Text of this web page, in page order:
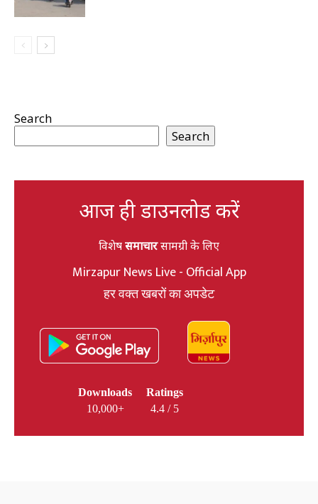
Search
Search
आज ही डाउनलोड करें
विशेषसमाचारसामग्री के लिए
Mirzapur News Live - Official App
हर वक्त खबरों का अपडेट
Downloads
10,000+
Ratings
4.4 / 5